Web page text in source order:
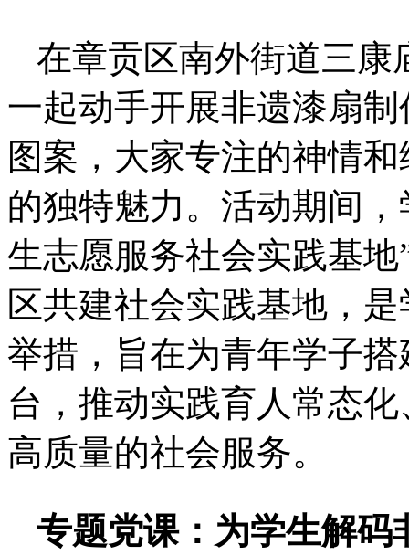
在章贡区南外街道三康
一起动手开展非遗漆扇
图案，大家专注的神情
的独特魅力。活动期间
生志愿服务社会实践基
区共建社会实践基地，
举措，旨在为青年学子
台，推动实践育人常态
高质量的社会服务。
专题党课：为学生解码